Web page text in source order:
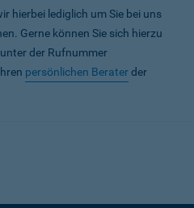
hierbei lediglich um Sie bei uns
Gerne können Sie sich hierzu
der Rufnummer
persönlichen Beraterder